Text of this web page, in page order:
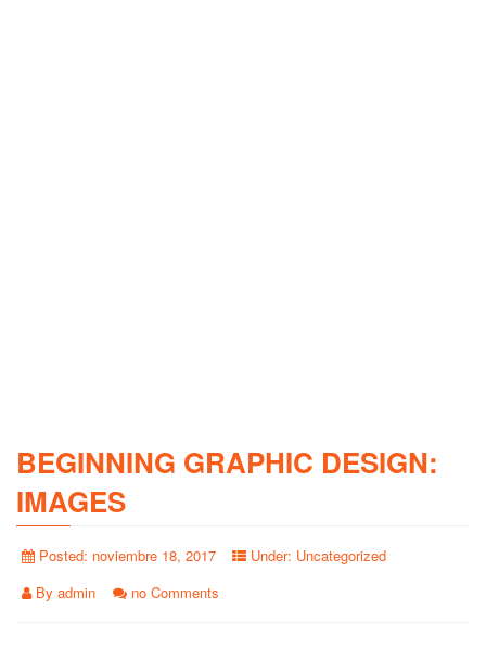
BEGINNING GRAPHIC DESIGN:
IMAGES
Posted: noviembre 18, 2017 Under: Uncategorized
By admin no Comments